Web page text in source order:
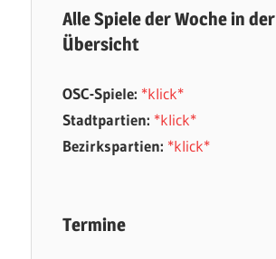
Alle Spiele der Woche in der
Übersicht
OSC-Spiele: *klick*
Stadtpartien: *klick*
Bezirkspartien: *klick*
Termine